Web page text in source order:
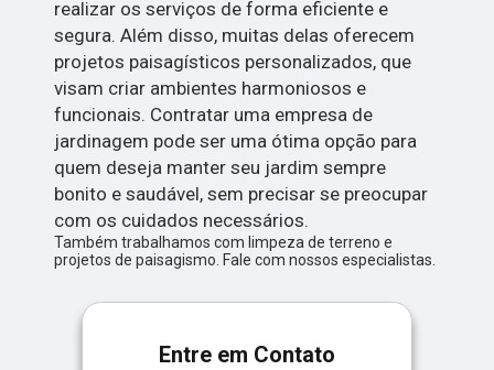
realizar os serviços de forma eficiente e
segura. Além disso, muitas delas oferecem
projetos paisagísticos personalizados, que
visam criar ambientes harmoniosos e
funcionais. Contratar uma empresa de
jardinagem pode ser uma ótima opção para
quem deseja manter seu jardim sempre
bonito e saudável, sem precisar se preocupar
com os cuidados necessários.
Também trabalhamos com limpeza de terreno e
projetos de paisagismo. Fale com nossos especialistas.
Entre em Contato